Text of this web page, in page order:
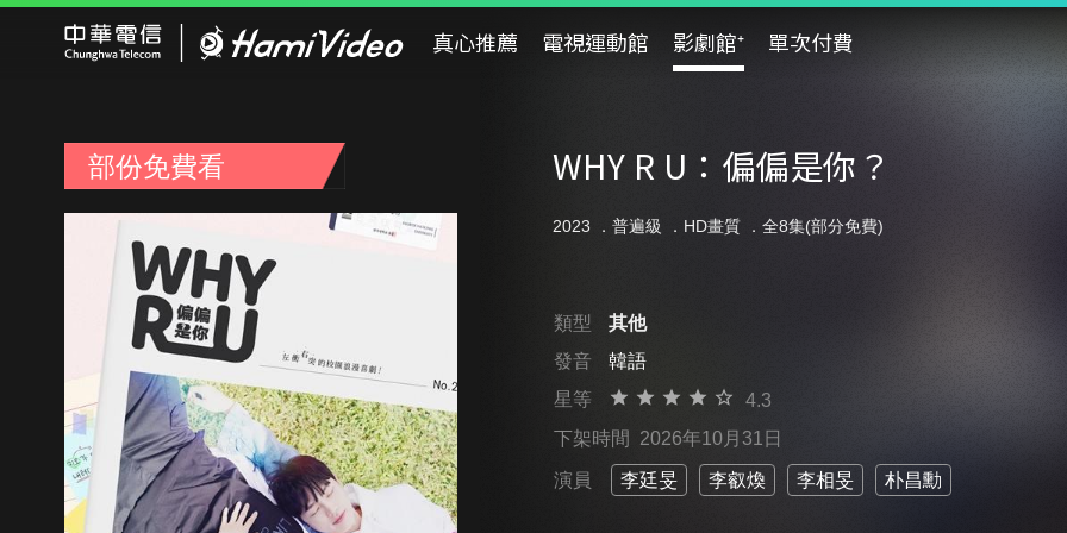
真心推薦 電視運動館 影劇館⁺ 單次付費
部份免費看 WHY R U：偏偏是你？
2023 ． 普遍級 ．HD畫質 ．全8集(部分免費)
類型
其他
發音
韓語
星等
4.3
下架時間 2026年10月31日
演員 李廷旻 李叡煥 李相旻 朴昌勳